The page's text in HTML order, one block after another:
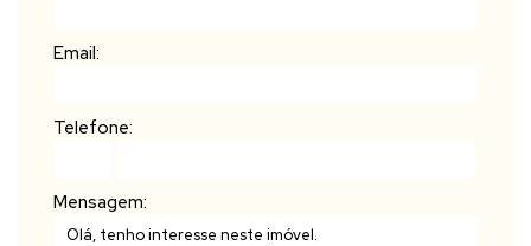
Email:
Telefone:
Mensagem: